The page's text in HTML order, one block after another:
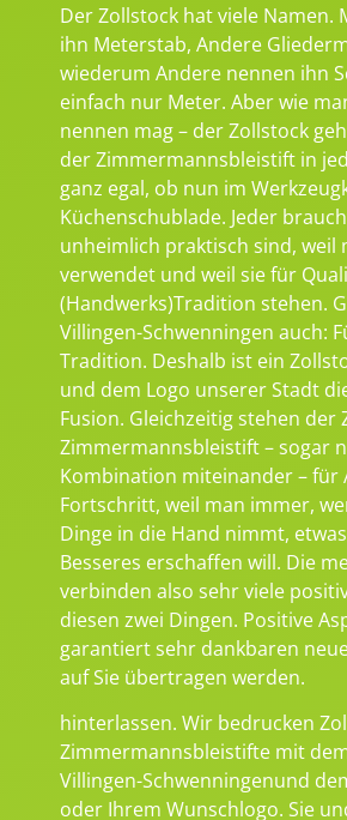
Der Zollstock hat viele Namen.
ihn Meterstab, Andere
wiederum Andere nennen ihn
einfach nur Meter. Aber wie
nennen mag – der Zollstock
der Zimmermannsbleistift in
ganz egal, ob nun im
Küchenschublade. Jeder
unheimlich praktisch sind, weil
verwendet und weil sie für
(Handwerks)Tradition stehen.
Villingen-Schwenningen auch:
Tradition. Deshalb ist ein
und dem Logo unserer Stadt
Fusion. Gleichzeitig stehen der
Zimmermannsbleistift – sogar
Kombination miteinander – für
Fortschritt, weil man immer,
Dinge in die Hand nimmt,
Besseres erschaffen will. Die
verbinden also sehr viele
diesen zwei Dingen. Positive
garantiert sehr dankbaren
auf Sie übertragen werden.
hinterlassen. Wir bedrucken
Zimmermannsbleistifte mit
Villingen-Schwenningenund
oder Ihrem Wunschlogo. Sie